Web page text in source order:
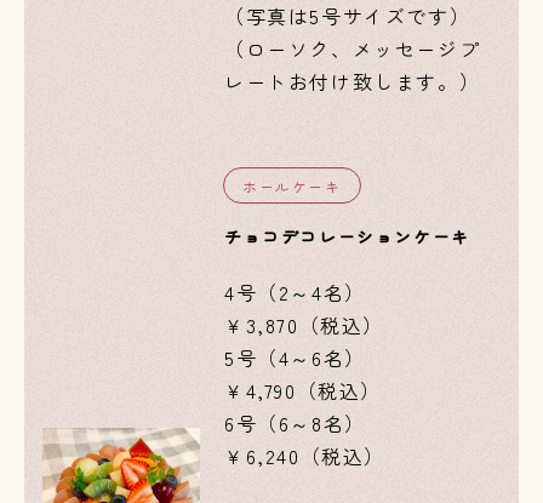
（写真は5号サイズです）
（ローソク、メッセージプ
レートお付け致します。）
ホールケーキ
チョコデコレーションケーキ
4号（2～4名）
￥3,870（税込）
5号（4～6名）
￥4,790（税込）
6号（6～8名）
￥6,240（税込）